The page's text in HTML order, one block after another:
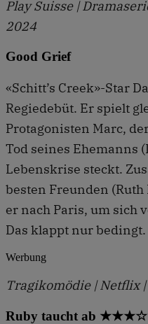
Play Suisse |
2024
Good Grief
«Schitt’s Creek»-Star
Regiedebüt. Er spielt
Protagonisten Marc,
Tod seines Ehemanns
Lebenskrise steckt.
besten Freunden
er nach Paris, um sich
Das klappt nur bedingt.
Werbung
Tragikomödie | Netflix
Ruby taucht ab